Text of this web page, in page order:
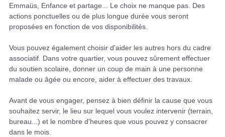
Emmaüs, Enfance et partage... Le choix ne manque pas. Des
actions ponctuelles ou de plus longue durée vous seront
proposées en fonction de vos disponibilités.
Vous pouvez également choisir d'aider les autres hors du cadre
associatif. Dans votre quartier, vous pouvez sûrement effectuer
du soutien scolaire, donner un coup de main à une personne
malade ou âgée ou encore, aider à effectuer des travaux.
Avant de vous engager, pensez à bien définir la cause que vous
souhaitez servir, le lieu sur lequel vous voulez intervenir (terrain,
bureau...) et le nombre d'heures que vous pouvez y consacrer
dans le mois.